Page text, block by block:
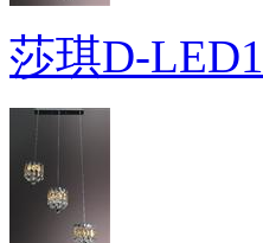
莎琪D-